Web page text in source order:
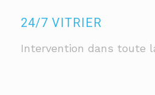
24/7 VITRIER
Intervention dans toute